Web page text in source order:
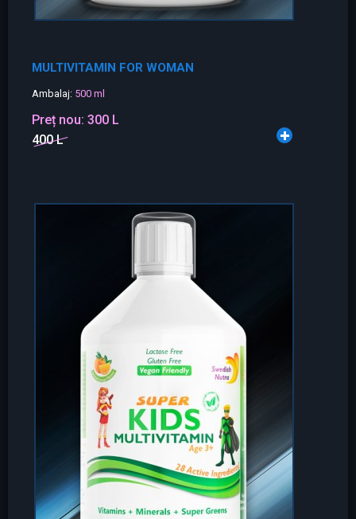
MULTIVITAMIN FOR WOMAN
Ambalaj: 500 ml
Preț nou: 300 L
400 L